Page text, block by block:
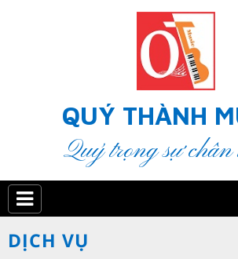
QUÝ THÀNH
Quý trọng sự
DỊCH VỤ